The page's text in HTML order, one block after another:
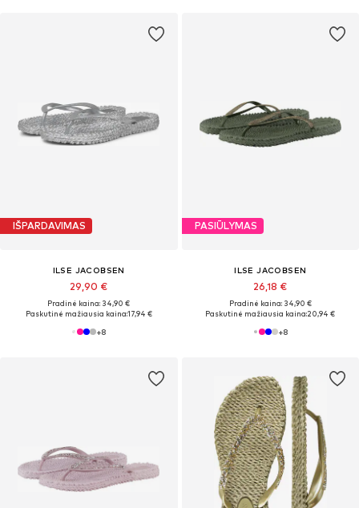
IŠPARDAVIMAS
ILSE JACOBSEN
29,90 €
Pradinė kaina: 34,90 €
Paskutinė mažiausia kaina:17,94 €
+8
PASIŪLYMAS
ILSE JACOBSEN
26,18 €
Pradinė kaina: 34,90 €
Paskutinė mažiausia kaina:20,94 €
+8